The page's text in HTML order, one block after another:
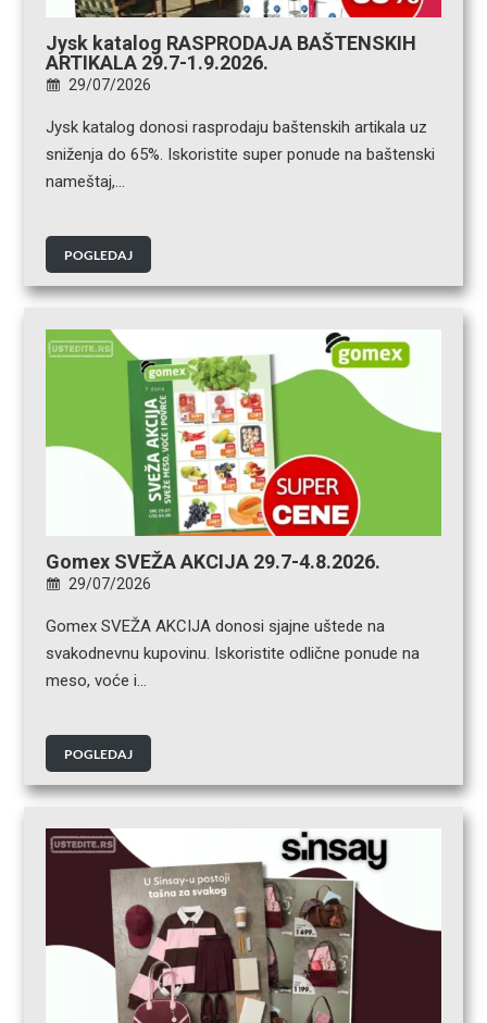
Jysk katalog RASPRODAJA BAŠTENSKIH
ARTIKALA 29.7-1.9.2026.
29/07/2026
Jysk katalog donosi rasprodaju baštenskih artikala uz
sniženja do 65%. Iskoristite super ponude na baštenski
nameštaj,…
POGLEDAJ
Gomex SVEŽA AKCIJA 29.7-4.8.2026.
29/07/2026
Gomex SVEŽA AKCIJA donosi sjajne uštede na
svakodnevnu kupovinu. Iskoristite odlične ponude na
meso, voće i…
POGLEDAJ